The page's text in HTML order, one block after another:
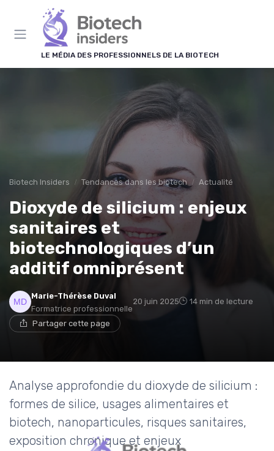
LE MÉDIA DES PROFESSIONNELS DE LA BIOTECH
Biotech Insiders Tendances dans les biotech Actualité
Dioxyde de silicium : enjeux
sanitaires et
biotechnologiques d’un
additif omniprésent
Marie-Thérèse Duval
Formatrice professionnelle
20 juin 2025 14 min de lecture
Partager cette page
Analyse approfondie du dioxyde de silicium :
formes de silice, usages alimentaires et
biotech, nanoparticules, risques sanitaires,
exposition chronique et enjeux
Panneau de gestion des cookies